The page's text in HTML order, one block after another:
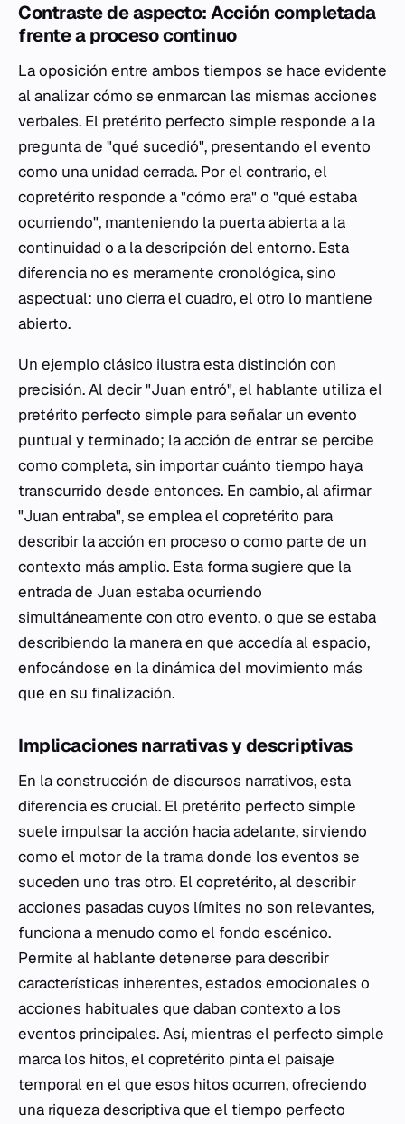
Contraste de aspecto: Acción completada
frente a proceso continuo
La oposición entre ambos tiempos se hace evidente
al analizar cómo se enmarcan las mismas acciones
verbales. El pretérito perfecto simple responde a la
pregunta de "qué sucedió", presentando el evento
como una unidad cerrada. Por el contrario, el
copretérito responde a "cómo era" o "qué estaba
ocurriendo", manteniendo la puerta abierta a la
continuidad o a la descripción del entorno. Esta
diferencia no es meramente cronológica, sino
aspectual: uno cierra el cuadro, el otro lo mantiene
abierto.
Un ejemplo clásico ilustra esta distinción con
precisión. Al decir "Juan entró", el hablante utiliza el
pretérito perfecto simple para señalar un evento
puntual y terminado; la acción de entrar se percibe
como completa, sin importar cuánto tiempo haya
transcurrido desde entonces. En cambio, al afirmar
"Juan entraba", se emplea el copretérito para
describir la acción en proceso o como parte de un
contexto más amplio. Esta forma sugiere que la
entrada de Juan estaba ocurriendo
simultáneamente con otro evento, o que se estaba
describiendo la manera en que accedía al espacio,
enfocándose en la dinámica del movimiento más
que en su finalización.
Implicaciones narrativas y descriptivas
En la construcción de discursos narrativos, esta
diferencia es crucial. El pretérito perfecto simple
suele impulsar la acción hacia adelante, sirviendo
como el motor de la trama donde los eventos se
suceden uno tras otro. El copretérito, al describir
acciones pasadas cuyos límites no son relevantes,
funciona a menudo como el fondo escénico.
Permite al hablante detenerse para describir
características inherentes, estados emocionales o
acciones habituales que daban contexto a los
eventos principales. Así, mientras el perfecto simple
marca los hitos, el copretérito pinta el paisaje
temporal en el que esos hitos ocurren, ofreciendo
una riqueza descriptiva que el tiempo perfecto